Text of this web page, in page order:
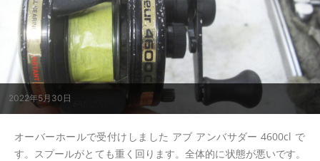
2022年5月30日
オーバーホールで受付けしました アブ アンバサダー 4600cl で
す。スプールがとても重く回ります。全体的に状態が悪いです。